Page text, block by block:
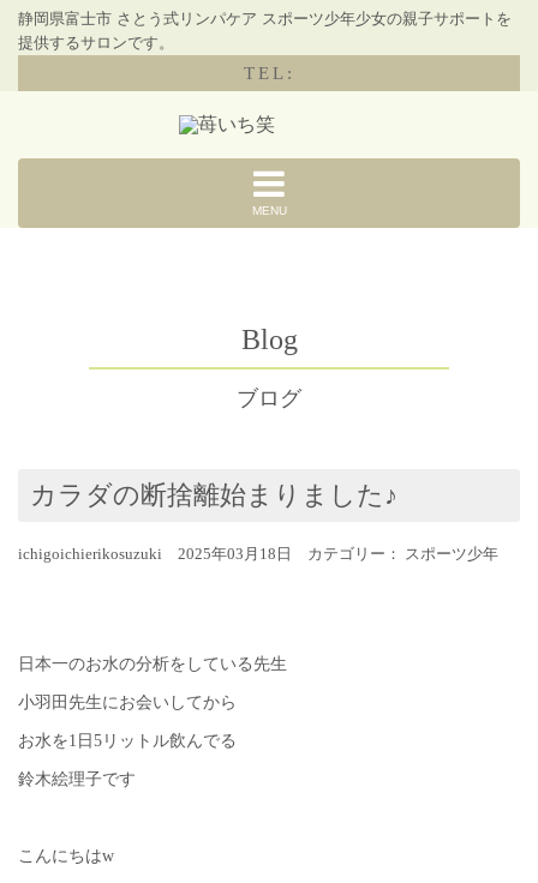
静岡県富士市 さとう式リンパケア スポーツ少年少女の親子サポートを
提供するサロンです。
TEL:
MENU
Blog
ブログ
カラダの断捨離始まりました♪
ichigoichierikosuzuki 2025年03月18日 カテゴリー： スポーツ少年
日本一のお水の分析をしている先生
小羽田先生にお会いしてから
お水を1日5リットル飲んでる
鈴木絵理子です
こんにちはw